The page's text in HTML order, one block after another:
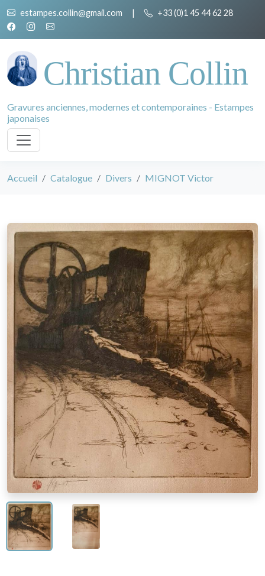
estampes.collin@gmail.com | +33 (0)1 45 44 62 28
Christian Collin
Gravures anciennes, modernes et contemporaines - Estampes
japonaises
Accueil Catalogue Divers MIGNOT Victor